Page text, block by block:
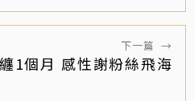
下一篇 →
1個月 感性謝粉絲飛海